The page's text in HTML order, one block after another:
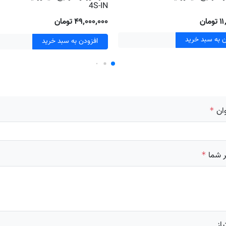
به سبد خرید
4S-IN
۴۹٬۰۰۰٬۰۰۰ تومان
افزودن به سبد خرید
*
شما *